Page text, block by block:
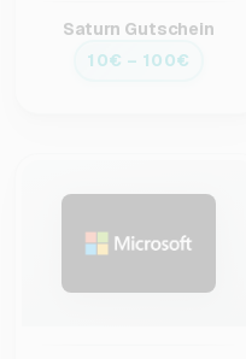
Saturn Gutschein
10€ – 100€